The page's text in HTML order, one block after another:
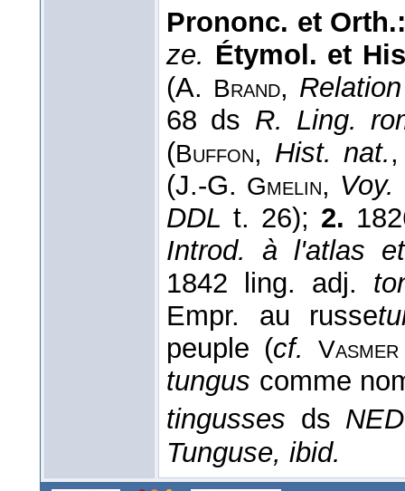
Prononc. et
ze. Étymol. et
(A. Brand,
68 ds R. Ling.
(Buffon, Hist. nat.
(J.-G. Gmelin, Voy.
DDL t. 26); 2.
Introd. à l'atlas
1842 ling. adj.
Empr. au russe
peuple (cf. Vasmer
tungus comme
tingusses ds
Tunguse, ibid.